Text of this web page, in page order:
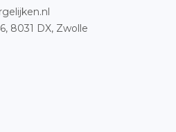
8031 DX, Zwolle